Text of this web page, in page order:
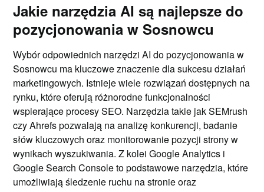
Jakie narzędzia AI są najlepsze do
pozycjonowania w Sosnowcu
Wybór odpowiednich narzędzi AI do pozycjonowania w
Sosnowcu ma kluczowe znaczenie dla sukcesu działań
marketingowych. Istnieje wiele rozwiązań dostępnych na
rynku, które oferują różnorodne funkcjonalności
wspierające procesy SEO. Narzędzia takie jak SEMrush
czy Ahrefs pozwalają na analizę konkurencji, badanie
słów kluczowych oraz monitorowanie pozycji strony w
wynikach wyszukiwania. Z kolei Google Analytics i
Google Search Console to podstawowe narzędzia, które
umożliwiają śledzenie ruchu na stronie oraz